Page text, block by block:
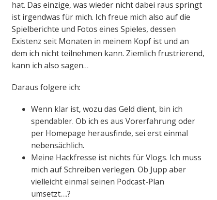
hat. Das einzige, was wieder nicht dabei raus springt
ist irgendwas für mich. Ich freue mich also auf die
Spielberichte und Fotos eines Spieles, dessen
Existenz seit Monaten in meinem Kopf ist und an
dem ich nicht teilnehmen kann. Ziemlich frustrierend,
kann ich also sagen…
Daraus folgere ich:
Wenn klar ist, wozu das Geld dient, bin ich
spendabler. Ob ich es aus Vorerfahrung oder
per Homepage herausfinde, sei erst einmal
nebensächlich.
Meine Hackfresse ist nichts für Vlogs. Ich muss
mich auf Schreiben verlegen. Ob Jupp aber
vielleicht einmal seinen Podcast-Plan
umsetzt….?